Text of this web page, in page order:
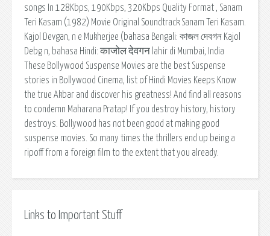
songs In 128Kbps, 190Kbps, 320Kbps Quality Format , Sanam
Teri Kasam (1982) Movie Original Soundtrack Sanam Teri Kasam.
Kajol Devgan, n e Mukherjee (bahasa Bengali: কাজল দেবগন Kajol
Debg n, bahasa Hindi: काजोल देवगन lahir di Mumbai, India
These Bollywood Suspense Movies are the best Suspense
stories in Bollywood Cinema, list of Hindi Movies Keeps Know
the true Akbar and discover his greatness! And find all reasons
to condemn Maharana Pratap! If you destroy history, history
destroys. Bollywood has not been good at making good
suspense movies. So many times the thrillers end up being a
ripoff from a foreign film to the extent that you already.
Links to Important Stuff